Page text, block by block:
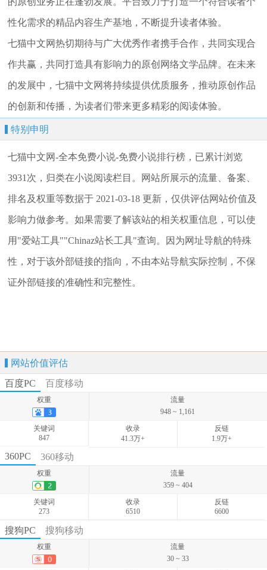
性化需求的精品内容生产基地，不断提升读者体验。
七猫中文网热切期待与广大优秀作者携手合作，共同实现合
作共赢，共同打造具有影响力的原创网络文学品牌。在未来
的发展中，七猫中文网将持续提供优质服务，推动原创作品
的创新和传播，为读者们带来更多精彩的阅读体验。
特别申明
七猫中文网-全本免费小说-免费小说排行榜，已累计浏览
3931次，归类在小说阅读栏目。网站所展示的流量、备案、
排名及权重等数据于 2021-03-18 更新，仅供评估网站价值及
影响力做参考。如果需要了解该站的相关权重信息，可以使
用"爱站工具""Chinaz站长工具"查询。因为网址导航的特殊
性，对于该外部链接的指向，不由本站导航实际控制，不保
证外部链接的准确性和完整性。
网站价值评估
百度PC
百度移动
权重
流量
948 ~ 1,161
关键词
847
收录
41.3万+
反链
1.9万+
权重
关键词
655
360PC 360移动
权重
流量
359 ~ 404
关键词
273
收录
6510
反链
6600
权重
关键词
207
搜狗PC 搜狗移动
权重
流量
30 ~ 33